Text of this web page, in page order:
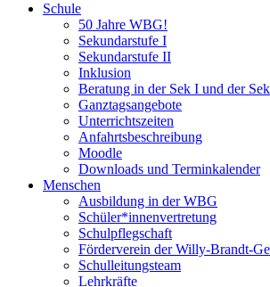
Schule
50 Jahre WBG!
Sekundarstufe I
Sekundarstufe II
Inklusion
Beratung in der Sek I und der
Ganztagsangebote
Unterrichtszeiten
Anfahrtsbeschreibung
Moodle
Downloads und Terminkalender
Menschen
Ausbildung in der WBG
Schüler*innenvertretung
Schulpflegschaft
Förderverein der Willy-Brandt-
Schulleitungsteam
Lehrkräfte